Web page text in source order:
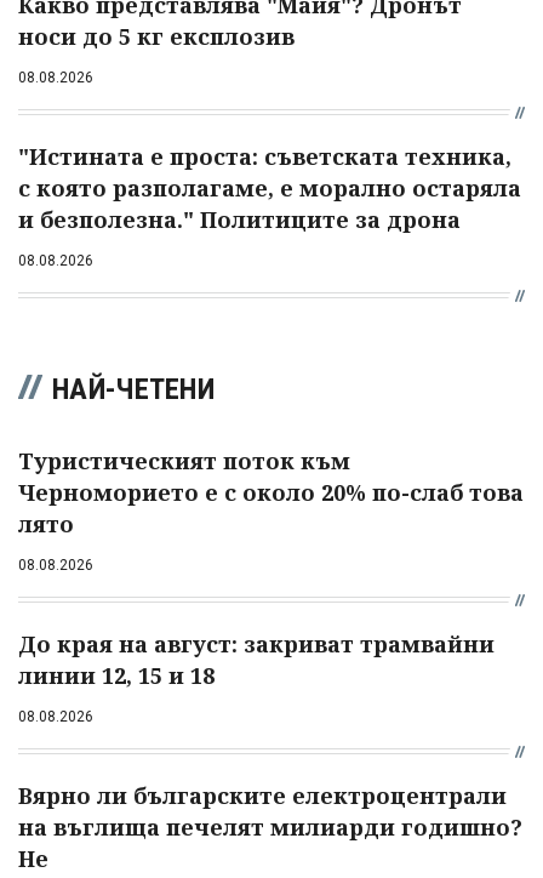
носи до 5 кг експлозив
08.08.2026
"Истината е проста: съветската техника,
с която разполагаме, е морално остаряла
и безполезна." Политиците за дрона
08.08.2026
НАЙ-ЧЕТЕНИ
Туристическият поток към
Черноморието е с около 20% по-слаб това
лято
08.08.2026
До края на август: закриват трамвайни
линии 12, 15 и 18
08.08.2026
Вярно ли българските електроцентрали
на въглища печелят милиарди годишно?
Не